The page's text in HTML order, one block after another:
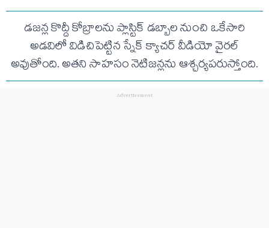
డజన్ల కొద్దీ కోబ్రాలను ప్లాస్టిక్ డబ్బాల నుంచి ఒకేసారి
అడవిలో విడిచిపెట్టిన స్నేక్ క్యాచర్ వీడియో వైరల్
అవుతోంది. అతని సాహసం నెటిజన్లను ఆశ్చర్యపరుస్తోంది.